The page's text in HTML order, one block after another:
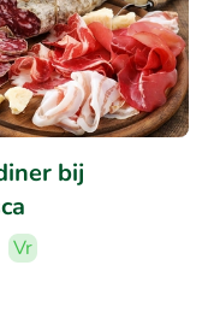
bij
Vr